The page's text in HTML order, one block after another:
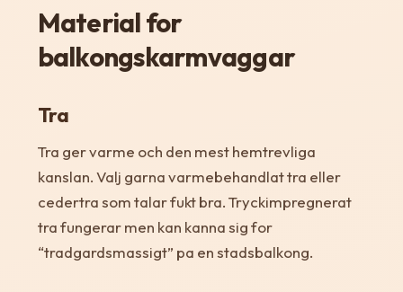
Material for
balkongskarmvaggar
Tra
Tra ger varme och den mest hemtrevliga
kanslan. Valj garna varmebehandlat tra eller
cedertra som talar fukt bra. Tryckimpregnerat
tra fungerar men kan kanna sig for
“tradgardsmassigt” pa en stadsbalkong.